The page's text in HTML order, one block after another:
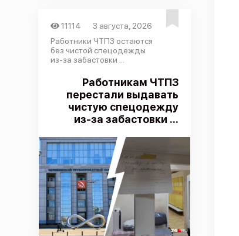
11114
3 августа, 2026
Работники ЧТПЗ остаются
без чистой спецодежды
из-за забастовки ...
Работникам ЧТПЗ
перестали выдавать
чистую спецодежду
из-за забастовки ...